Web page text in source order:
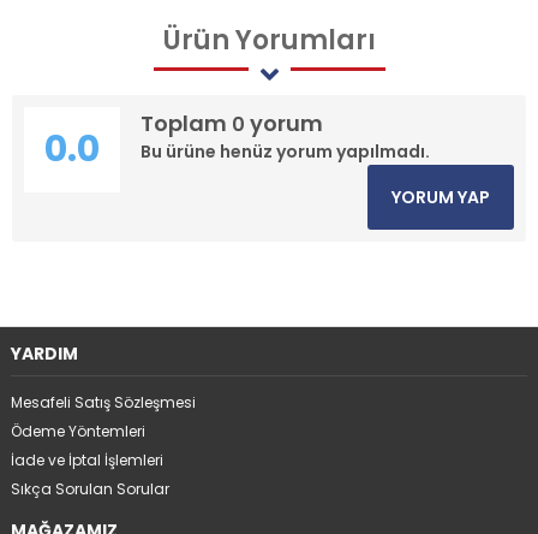
ÜrünYorumları
Toplam 0 yorum
Bu ürüne henüz yorum yapılmadı.
0.0
YORUM YAP
YARDIM
Mesafeli Satış Sözleşmesi
Ödeme Yöntemleri
İade ve İptal İşlemleri
Sıkça Sorulan Sorular